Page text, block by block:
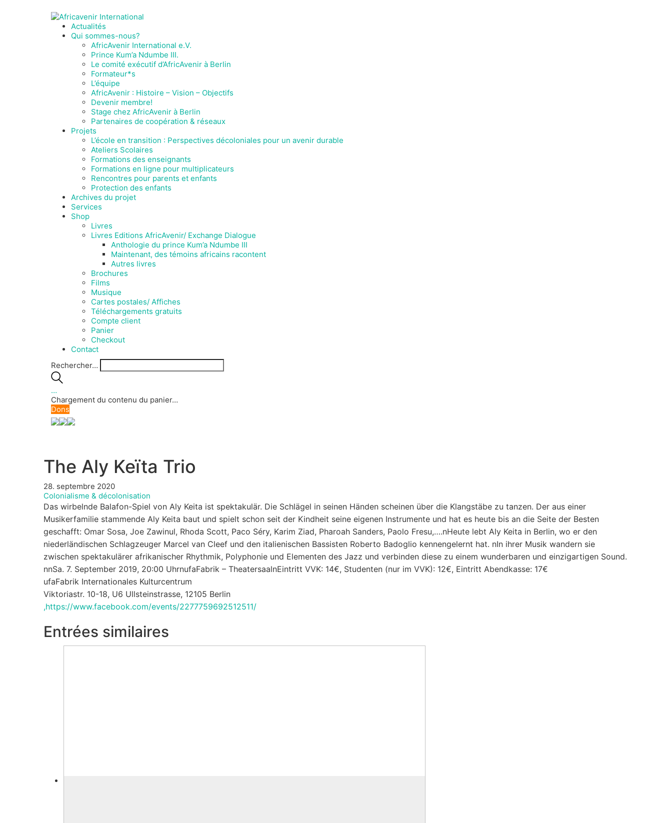
Actualités
Qui sommes-nous?
AfricAvenir International e.V.
Prince Kum’a Ndumbe III.
Le comité exécutif d’AfricAvenir à Berlin
Formateur*s
L’équipe
AfricAvenir : Histoire – Vision – Objectifs
Devenir membre!
Stage chez AfricAvenir à Berlin
Partenaires de coopération & réseaux
Projets
L’école en transition : Perspectives décoloniales pour un avenir durable
Ateliers Scolaires
Formations des enseignants
Formations en ligne pour multiplicateurs
Rencontres pour parents et enfants
Protection des enfants
Archives du projet
Services
Shop
Livres
Livres Editions AfricAvenir/ Exchange Dialogue
Anthologie du prince Kum’a Ndumbe III
Maintenant, des témoins africains racontent
Autres livres
Brochures
Films
Musique
Cartes postales/ Affiches
Téléchargements gratuits
Compte client
Panier
Checkout
Contact
Rechercher…
…
Chargement du contenu du panier…
Dons
The Aly Keïta Trio
28. septembre 2020
Colonialisme & décolonisation
Das wirbelnde Balafon-Spiel von Aly Keita ist spektakulär. Die Schlägel in seinen Händen scheinen über die Klangstäbe zu tanzen. Der aus einer
Musikerfamilie stammende Aly Keita baut und spielt schon seit der Kindheit seine eigenen Instrumente und hat es heute bis an die Seite der Besten
geschafft: Omar Sosa, Joe Zawinul, Rhoda Scott, Paco Séry, Karim Ziad, Pharoah Sanders, Paolo Fresu,….nHeute lebt Aly Keita in Berlin, wo er den
niederländischen Schlagzeuger Marcel van Cleef und den italienischen Bassisten Roberto Badoglio kennengelernt hat. nIn ihrer Musik wandern sie
zwischen spektakulärer afrikanischer Rhythmik, Polyphonie und Elementen des Jazz und verbinden diese zu einem wunderbaren und einzigartigen Sound.
nnSa. 7. September 2019, 20:00 UhrnufaFabrik – TheatersaalnEintritt VVK: 14€, Studenten (nur im VVK): 12€, Eintritt Abendkasse: 17€
ufaFabrik Internationales Kulturcentrum
Viktoriastr. 10-18, U6 Ullsteinstrasse, 12105 Berlin
,https://www.facebook.com/events/2277759692512511/
Entrées similaires